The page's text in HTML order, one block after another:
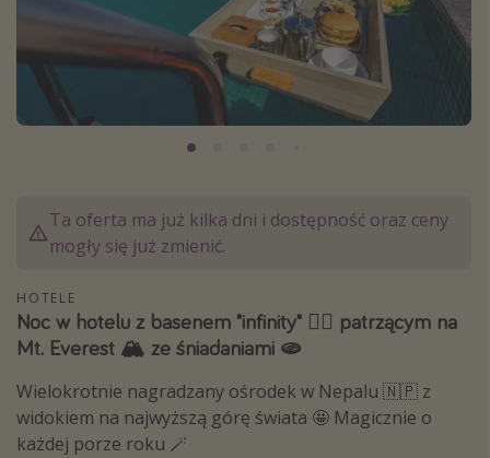
Turcja
Egipt
Albania
Malediwy
Tajlandia
Wszystkie kierunki
Rodzaj wyjazdu
Wakacje Last Minute
Ta oferta ma już kilka dni i dostępność oraz ceny
mogły się już zmienić.
HOTELE
Noc w hotelu z basenem "infinity" 🏊‍♀️ patrzącym na
Mt. Everest 🏔️ ze śniadaniami 🫓
Wielokrotnie nagradzany ośrodek w Nepalu 🇳🇵 z
widokiem na najwyższą górę świata 🤩 Magicznie o
każdej porze roku 🪄